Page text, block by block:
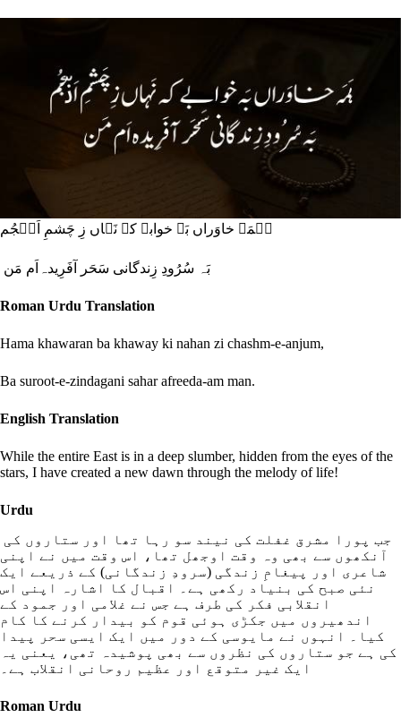
ہَمَہ خاوَراں بَہ خوابے کہ نَہاں زِ چَشمِ اَن٘جُم
بَہ سُرُودِ زِندگانی سَحَر آفَرِیدہ‌اَم مَن
Roman Urdu Translation
Hama khawaran ba khaway ki nahan zi chashm-e-anjum,
Ba suroot-e-zindagani sahar afreeda-am man.
English Translation
While the entire East is in a deep slumber, hidden from the eyes of the
stars, I have created a new dawn through the melody of life!
Urdu
آنکھوں سے بھی وہ وقت اوجھل تھا، اس وقت میں نے اپنی
شاعری اور پیغامِ زندگی (سرودِ زندگانی) کے ذریعے ایک
نئی صبح کی بنیاد رکھی ہے۔ اقبال کا اشارہ اپنی اس
انقلابی فکر کی طرف ہے جس نے غلامی اور جمود کے
اندھیروں میں جکڑی ہوئی قوم کو بیدار کرنے کا کام
کیا۔ انہوں نے مایوسی کے دور میں ایک ایسی سحر پیدا
کی ہے جو ستاروں کی نظروں سے بھی پوشیدہ تھی، یعنی یہ
ایک غیر متوقع اور عظیم روحانی انقلاب ہے۔
Roman Urdu